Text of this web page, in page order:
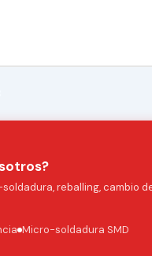
reballing, cambio
Micro-soldadura SMD